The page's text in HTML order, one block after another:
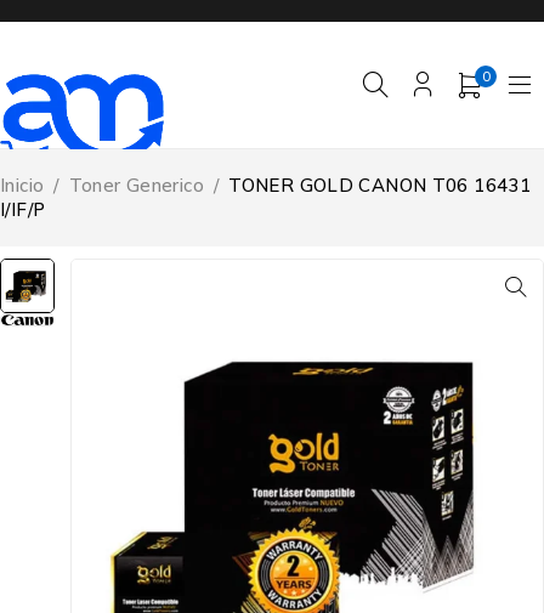
0
Inicio / Toner Generico / TONER GOLD CANON T06 16431
I/IF/P